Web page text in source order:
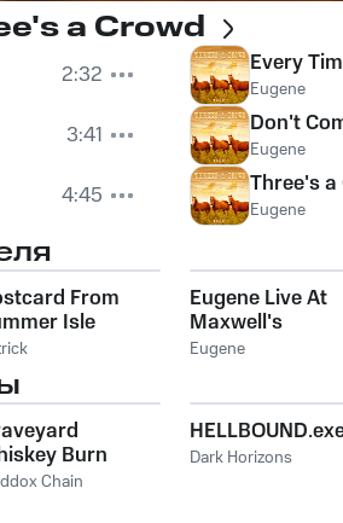
a Crowd
2:32
3:41
4:45
Every
Eugene
Don't
Eugene
Three's a
Eugene
From
Isle
Eugene Live At
Maxwell's
07/08/2004
Eugene
Burn
Chain
Dark Horizons